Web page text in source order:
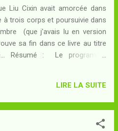
des mesures d'exception et
propulseurs qui -
les roches des chaînes de
à être rabotées jusqu'à
la planète à son orbite
Centauri... Le monde va
Liu Cixin avait amorcée dans
à trois corps et poursuivie dans
(que j'avais lu en version
sa fin dans ce livre au titre
Résumé : Le programme
nouvelle... Devenu Porte-
guette les premiers signes de
ainsi en même temps à la
LIRE LA SUITE